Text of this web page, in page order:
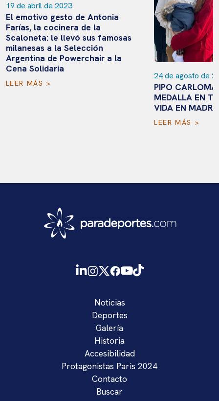
19 de abril de 2023
El emotivo gesto de Antonia
Farías, la cocinera de la
Scaloneta: le llevó sus famosas
milanesas a la Selección
Argentina de Powerchair a la
Cena Solidaria
LEER MÁS >
24 de agosto de
PIPO
MEDALLA EN
VIDA EN
LEER MÁS >
Noticias
Deportes
Galería
Historia
Accesibilidad
Protagonistas Paris 2024
Contacto
Buscar